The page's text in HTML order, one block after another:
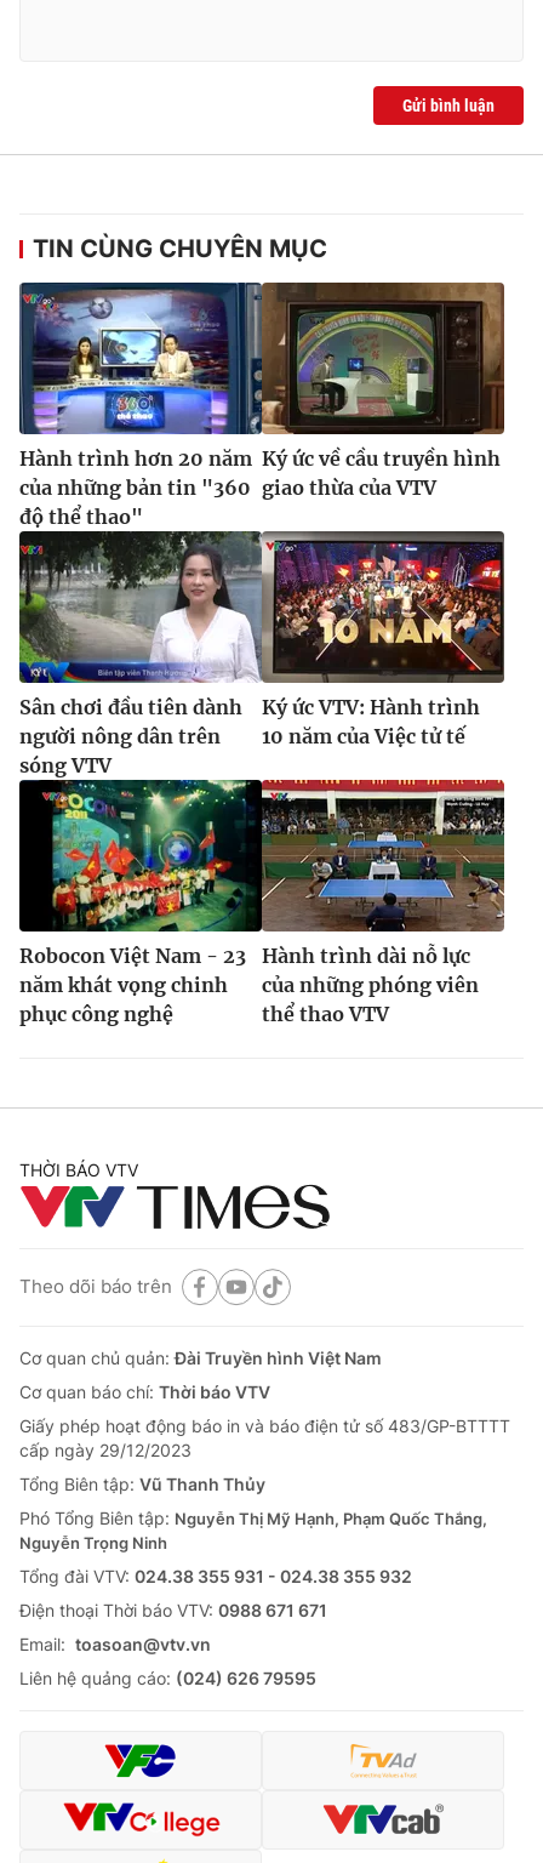
Gửi bình luận
TIN CÙNG CHUYÊN MỤC
Hành trình hơn 20 năm
của những bản tin "360
độ thể thao"
Ký ức về cầu truyền hình
giao thừa của VTV
Sân chơi đầu tiên dành
người nông dân trên
sóng VTV
Ký ức VTV: Hành trình
10 năm của Việc tử tế
Robocon Việt Nam - 23
năm khát vọng chinh
phục công nghệ
Hành trình dài nỗ lực
của những phóng viên
thể thao VTV
THỜI BÁO VTV
Theo dõi báo trên
Cơ quan chủ quản:Đài Truyền hình Việt Nam
Cơ quan báo chí: Thời báo VTV
Giấy phép hoạt động báo in và báo điện tử số 483/GP-BTTTT
cấp ngày 29/12/2023
Tổng Biên tập: Vũ Thanh Thủy
Phó Tổng Biên tập: Nguyễn Thị Mỹ Hạnh, Phạm Quốc Thắng,
Nguyễn Trọng Ninh
Tổng đài VTV: 024.38 355 931 - 024.38 355 932
Ðiện thoại Thời báo VTV: 0988 671 671
Email: toasoan@vtv.vn
Liên hệ quảng cáo: (024) 626 79595